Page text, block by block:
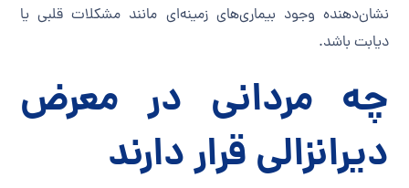
نشان‌دهنده وجود بیماری‌های زمینه‌ای مانند مشکلات قلبی یا
دیابت باشد.
چه مردانی در معرض
دیرانزالی قرار دارند